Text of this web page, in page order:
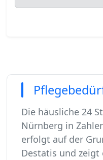
Die häusliche 24
Nürnberg in
erfolgt auf der
Destatis und